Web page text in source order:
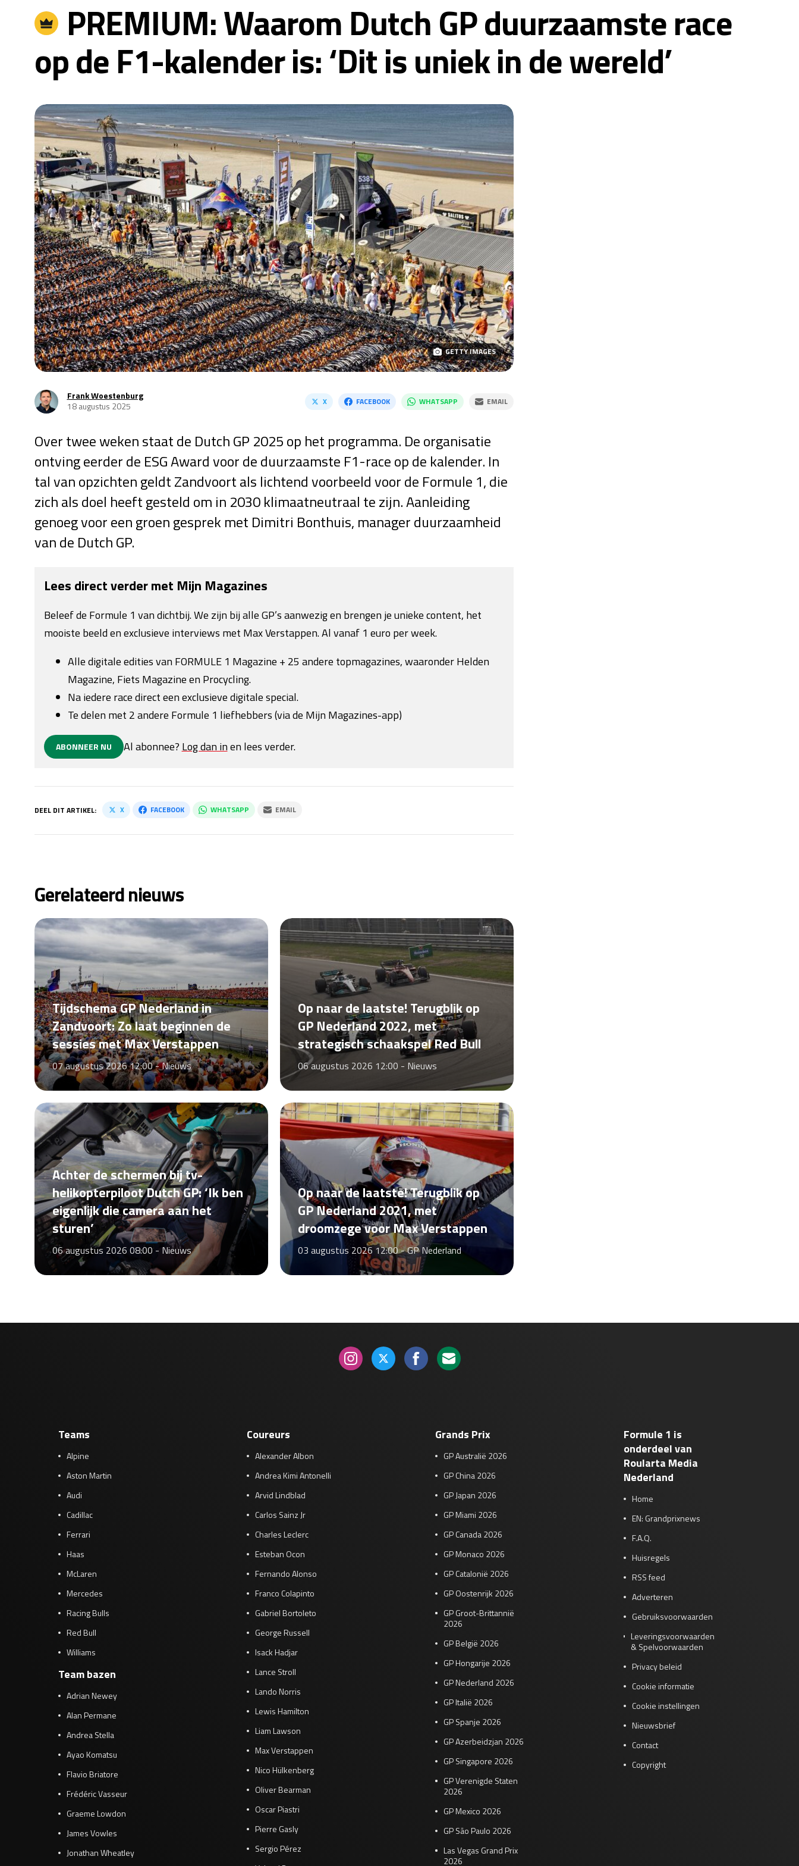
PREMIUM: Waarom Dutch GP duurzaamste race
op de F1-kalender is: ‘Dit is uniek in de wereld’
GETTY IMAGES
Frank Woestenburg
18 augustus 2025
X FACEBOOK WHATSAPP EMAIL
Over twee weken staat de Dutch GP 2025 op het programma. De organisatie
ontving eerder de ESG Award voor de duurzaamste F1-race op de kalender. In
tal van opzichten geldt Zandvoort als lichtend voorbeeld voor de Formule 1, die
zich als doel heeft gesteld om in 2030 klimaatneutraal te zijn. Aanleiding
genoeg voor een groen gesprek met Dimitri Bonthuis, manager duurzaamheid
van de Dutch GP.
Lees direct verder met Mijn Magazines
Beleef de Formule 1 van dichtbij. We zijn bij alle GP’s aanwezig en brengen je unieke content, het
mooiste beeld en exclusieve interviews met Max Verstappen. Al vanaf 1 euro per week.
Alle digitale edities van FORMULE 1 Magazine + 25 andere topmagazines, waaronder Helden
Magazine, Fiets Magazine en Procycling.
Na iedere race direct een exclusieve digitale special.
Te delen met 2 andere Formule 1 liefhebbers (via de Mijn Magazines-app)
ABONNEER NU Al abonnee? Log dan inen lees verder.
DEEL DIT ARTIKEL: X FACEBOOK WHATSAPP EMAIL
Gerelateerd nieuws
Tijdschema GP Nederland in
Zandvoort: Zo laat beginnen de
sessies met Max Verstappen
07 augustus 2026 12:00 -Nieuws
Op naar de laatste! Terugblik op
GP Nederland 2022, met
strategisch schaakspel Red Bull
06 augustus 2026 12:00 - Nieuws
Achter de schermen bij tv-
helikopterpiloot Dutch GP: ‘Ik ben
eigenlijk die camera aan het
sturen’
06 augustus 2026 08:00 - Nieuws
Op naar de laatste! Terugblik op
GP Nederland 2021, met
droomzege voor Max Verstappen
03 augustus 2026 12:00 -GP Nederland
Teams
Alpine
Aston Martin
Audi
Cadillac
Ferrari
Haas
McLaren
Mercedes
Racing Bulls
Red Bull
Williams
Team bazen
Adrian Newey
Alan Permane
Andrea Stella
Ayao Komatsu
Flavio Briatore
Frédéric Vasseur
Graeme Lowdon
James Vowles
Jonathan Wheatley
Coureurs
Alexander Albon
Andrea Kimi Antonelli
Arvid Lindblad
Carlos Sainz Jr
Charles Leclerc
Esteban Ocon
Fernando Alonso
Franco Colapinto
Gabriel Bortoleto
George Russell
Isack Hadjar
Lance Stroll
Lando Norris
Lewis Hamilton
Liam Lawson
Max Verstappen
Nico Hülkenberg
Oliver Bearman
Oscar Piastri
Pierre Gasly
Sergio Pérez
Grands Prix
GP Australië 2026
GP China 2026
GP Japan 2026
GP Miami 2026
GP Canada 2026
GP Monaco 2026
GP Catalonië 2026
GP Oostenrijk 2026
GP Groot-Brittannië
2026
GP België 2026
GP Hongarije 2026
GP Nederland 2026
GP Italië 2026
GP Spanje 2026
GP Azerbeidzjan 2026
GP Singapore 2026
GP Verenigde Staten
2026
GP Mexico 2026
GP São Paulo 2026
Las Vegas Grand Prix
2026
Formule 1 is
onderdeel van
Roularta Media
Nederland
Home
EN: Grandprixnews
F.A.Q.
Huisregels
RSS feed
Adverteren
Gebruiksvoorwaarden
Leveringsvoorwaarden
& Spelvoorwaarden
Privacy beleid
Cookie informatie
Cookie instellingen
Nieuwsbrief
Contact
Copyright